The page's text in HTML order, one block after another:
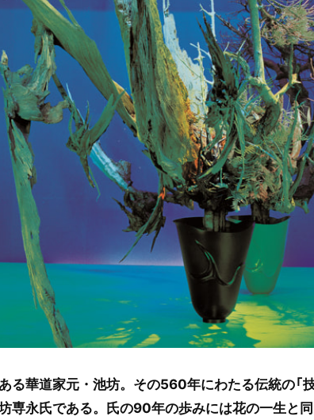
る華道家元・池坊。その560年にわたる伝統の「
専永氏である。氏の90年の歩みには花の一生と